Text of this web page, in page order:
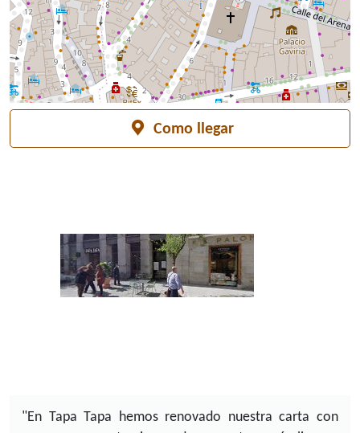
Como llegar
"En Tapa Tapa hemos renovado nuestra carta con